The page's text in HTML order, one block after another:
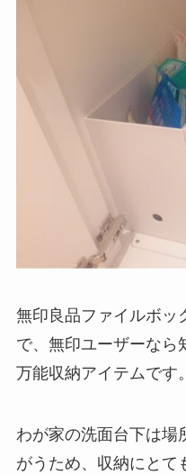
無印良品ファイルボッ
で、無印ユーザーなら
万能収納アイテムです。
わが家の洗面台下は場
がうため、収納にとて